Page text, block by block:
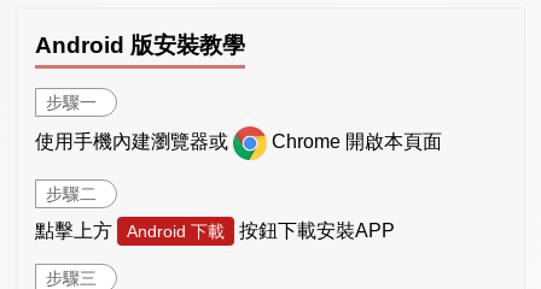
Android 版安裝教學
步驟一
使用手機內建瀏覽器或 Chrome 開啟本頁面
步驟二
點擊上方 Android 下載 按鈕下載安裝APP
步驟三